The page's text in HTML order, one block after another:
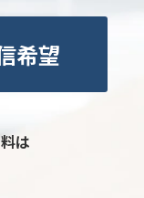
希望
は